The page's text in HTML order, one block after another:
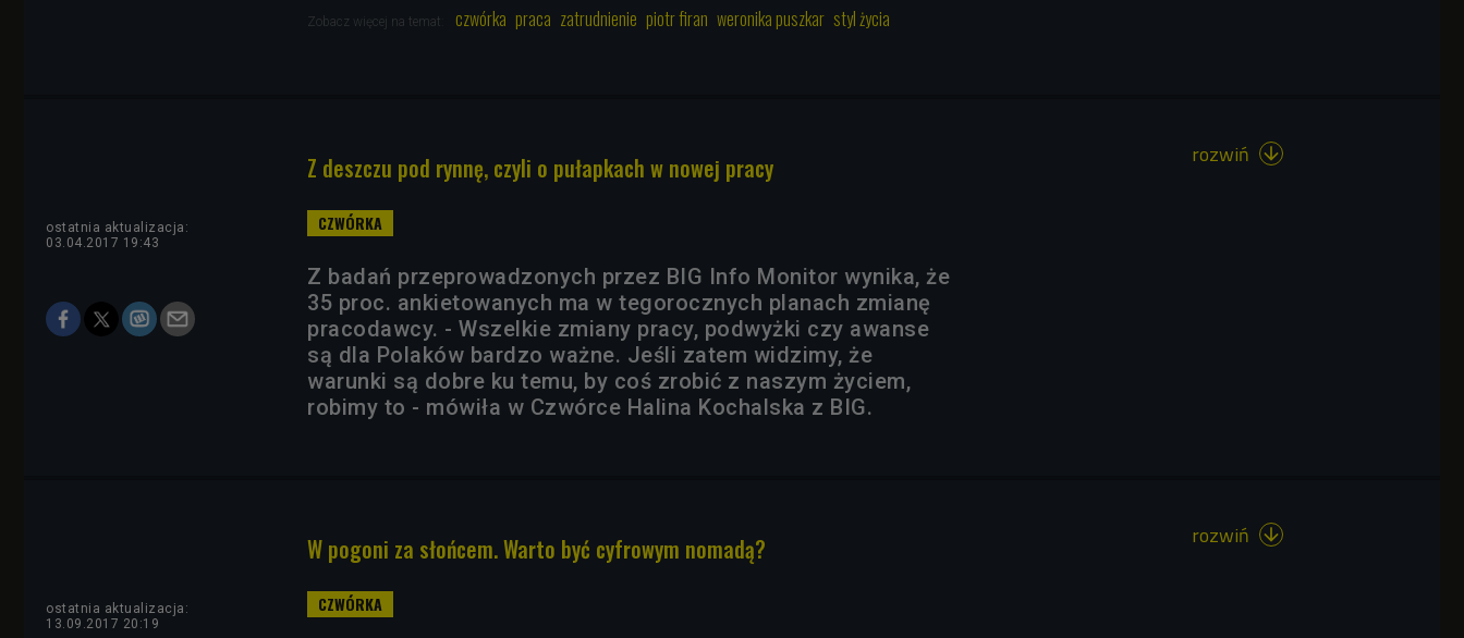
Zobacz więcej na temat: czwórka praca zatrudnienie piotr firan weronika puszkar styl życia
Z deszczu pod rynnę, czyli o pułapkach w nowej pracy
ostatnia aktualizacja:
03.04.2017 19:43
Z badań przeprowadzonych przez BIG Info Monitor wynika, że
35 proc. ankietowanych ma w tegorocznych planach zmianę
pracodawcy. - Wszelkie zmiany pracy, podwyżki czy awanse
są dla Polaków bardzo ważne. Jeśli zatem widzimy, że
warunki są dobre ku temu, by coś zrobić z naszym życiem,
robimy to - mówiła w Czwórce Halina Kochalska z BIG.
rozwiń 
W pogoni za słońcem. Warto być cyfrowym nomadą?
ostatnia aktualizacja:
13.09.2017 20:19
rozwiń 